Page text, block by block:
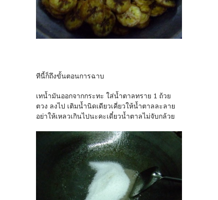
ทีนี้ก็ถึงขั้นตอนการฉาบ
เทน้ำมันออกจากกระทะ ใส่น้ำตาลทราย 1 ถ้วย
ตวง ลงไป เติมน้ำนิดเดียวเคี่ยวให้น้ำตาลละลาย
อย่าให้เหลวเกินไปนะคะเดี๋ยวน้ำตาลไม่จับกล้วย